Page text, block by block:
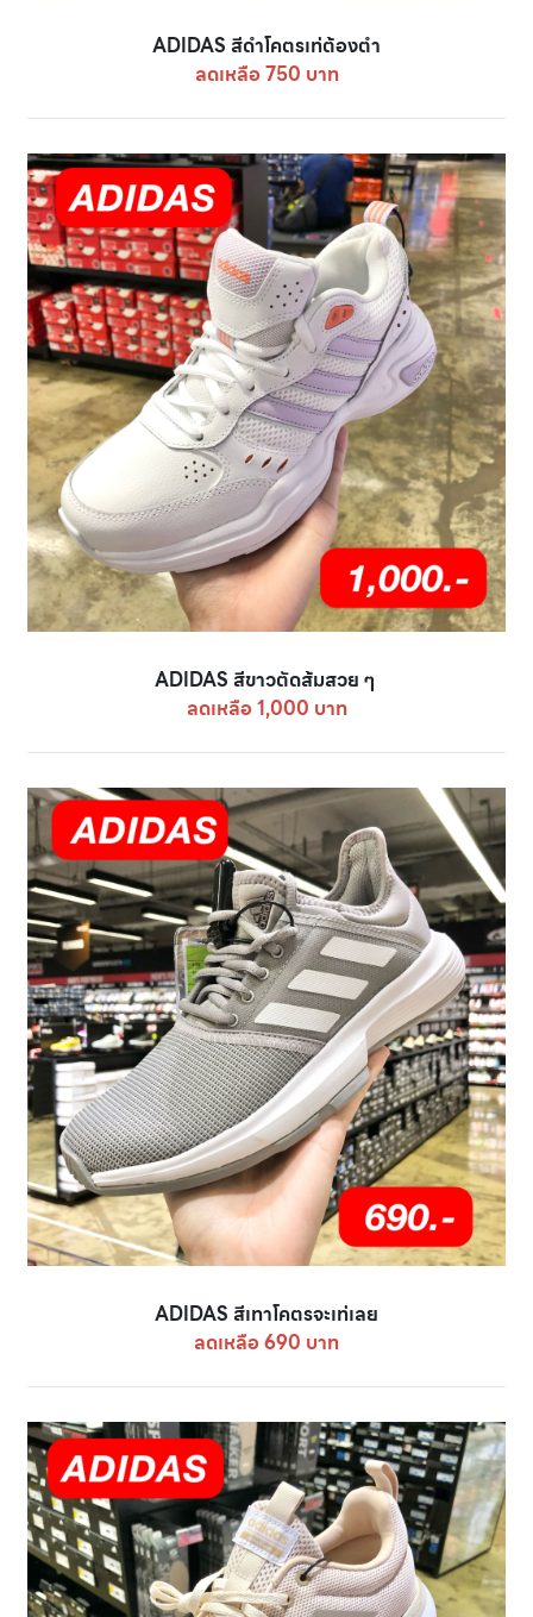
ADIDAS สีดำโคตรเท่ต้องตำ
ลดเหลือ 750 บาท
ADIDAS สีขาวตัดส้มสวย ๆ
ลดเหลือ 1,000 บาท
ADIDAS สีเทาโคตรจะเท่เลย
ลดเหลือ 690 บาท